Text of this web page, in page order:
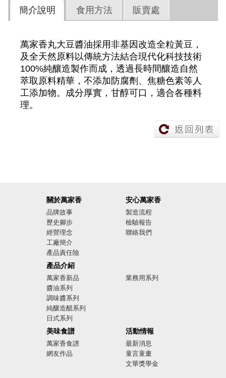
簡介說明 食用方法 販賣處
萬家香丸大豆醬油採用非基因改造全粒黃豆，
及全天然原料以傳統方法結合現代化科技技術
100%純釀造製作而成，透過長時間釀造自然
萃取原料精華，不添加防腐劑、焦糖色素等人
工添加物。成分厚實，甘醇可口，適合各種料
理。
關於萬家香
品牌故事
歷史腳步
經營理念
工廠簡介
產品責任險
廣告影音
產品介紹
萬家香新品
醬油系列
調味醬系列
純釀造醋系列
日式系列
業務用系列
美味食譜
萬家香食譜
網友作品
安心萬家香
製造流程
檢驗報告
聯絡我們
活動情報
最新消息
童言童畫
文華獎學金